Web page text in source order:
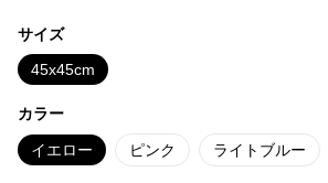
サイズ
45x45cm
カラー
イエロー ピンク ライトブルー